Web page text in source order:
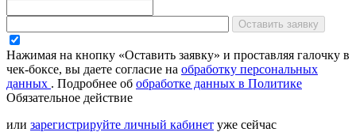
Оставить заявку
Нажимая на кнопку «Оставить заявку» и проставляя галочку в
чек-боксе, вы даете согласие на обработку персональных
данных . Подробнее об обработке данных в Политике
Обязательное действие
или зарегистрируйте личный кабинет уже сейчас